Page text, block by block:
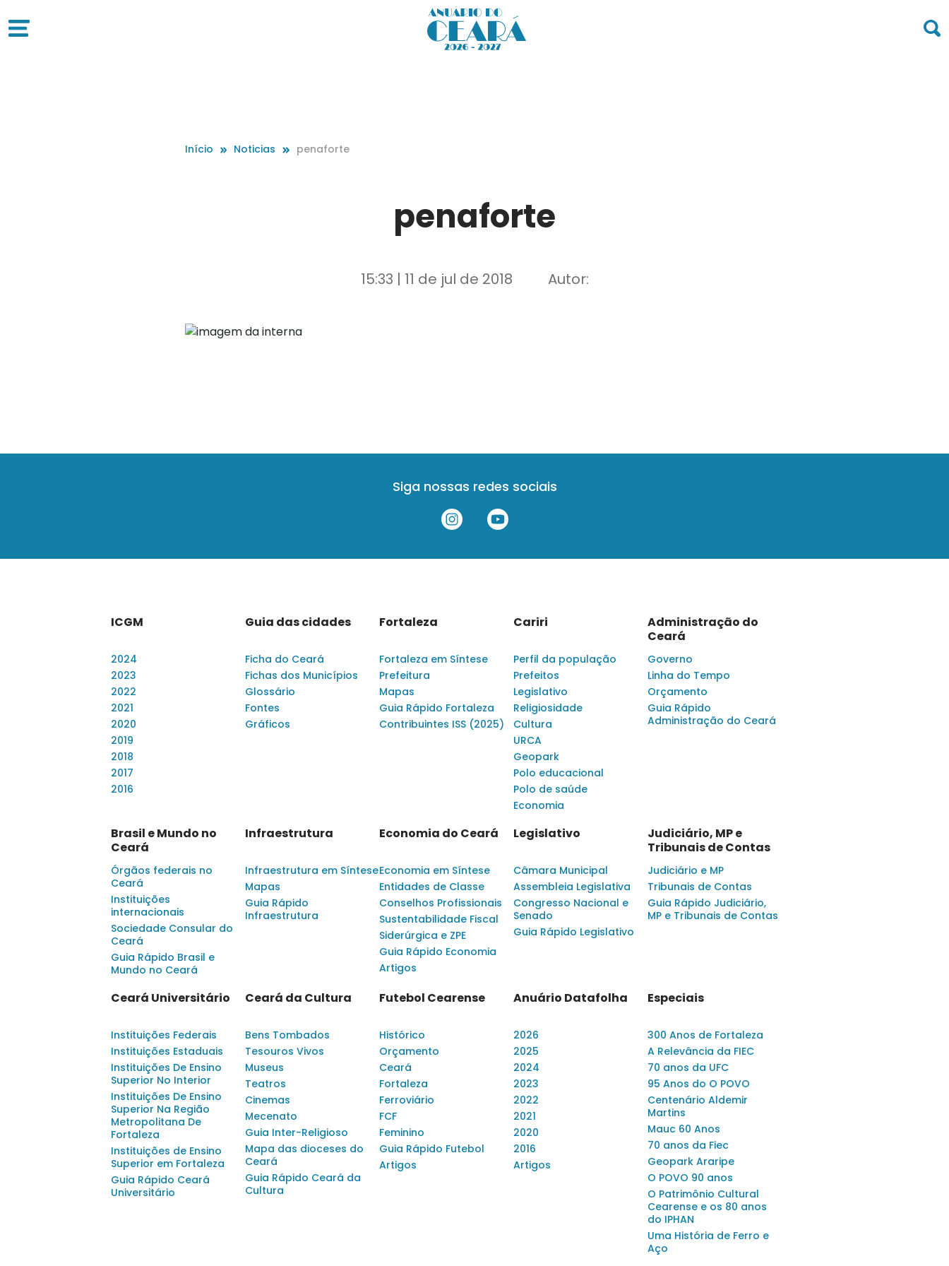
Início Noticias penaforte
penaforte
15:33 | 11 de jul de 2018 Autor:
Siga nossas redes sociais
ICGM
2024
2023
2022
2021
2020
2019
2018
2017
2016
Guia das cidades
Ficha do Ceará
Fichas dos Municípios
Glossário
Fontes
Gráficos
Fortaleza
Fortaleza em Síntese
Prefeitura
Mapas
Guia Rápido Fortaleza
Contribuintes ISS (2025)
Cariri
Perfil da população
Prefeitos
Legislativo
Religiosidade
Cultura
URCA
Geopark
Polo educacional
Polo de saúde
Economia
Administração do
Ceará
Governo
Linha do Tempo
Orçamento
Guia Rápido
Administração do Ceará
Brasil e Mundo no
Ceará
Órgãos federais no
Ceará
Instituições
internacionais
Sociedade Consular do
Ceará
Guia Rápido Brasil e
Mundo no Ceará
Infraestrutura
Infraestrutura em Síntese
Mapas
Guia Rápido
Infraestrutura
Economia do Ceará
Economia em Síntese
Entidades de Classe
Conselhos Profissionais
Sustentabilidade Fiscal
Siderúrgica e ZPE
Guia Rápido Economia
Artigos
Legislativo
Câmara Municipal
Assembleia Legislativa
Congresso Nacional e
Senado
Guia Rápido Legislativo
Judiciário, MP e
Tribunais de Contas
Judiciário e MP
Tribunais de Contas
Guia Rápido Judiciário,
MP e Tribunais de Contas
Ceará Universitário
Instituições Federais
Instituições Estaduais
Instituições De Ensino
Superior No Interior
Instituições De Ensino
Superior Na Região
Metropolitana De
Fortaleza
Instituições de Ensino
Superior em Fortaleza
Guia Rápido Ceará
Universitário
Ceará da Cultura
Bens Tombados
Tesouros Vivos
Museus
Teatros
Cinemas
Mecenato
Guia Inter-Religioso
Mapa das dioceses do
Ceará
Guia Rápido Ceará da
Cultura
Futebol Cearense
Histórico
Orçamento
Ceará
Fortaleza
Ferroviário
FCF
Feminino
Guia Rápido Futebol
Artigos
Anuário Datafolha
2026
2025
2024
2023
2022
2021
2020
2016
Artigos
Especiais
300 Anos de Fortaleza
A Relevância da FIEC
70 anos da UFC
95 Anos do O POVO
Centenário Aldemir
Martins
Mauc 60 Anos
70 anos da Fiec
Geopark Araripe
O POVO 90 anos
O Patrimônio Cultural
Cearense e os 80 anos
do IPHAN
Uma História de Ferro e
Aço